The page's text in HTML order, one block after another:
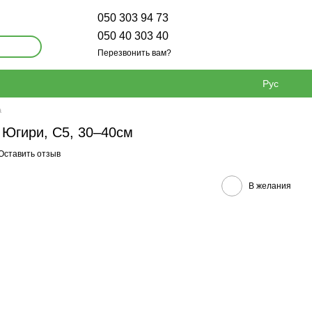
050 303 94 73
050 40 303 40
Перезвонить вам?
Рус
Югири, С5, 30–40см
отзыв
В желания